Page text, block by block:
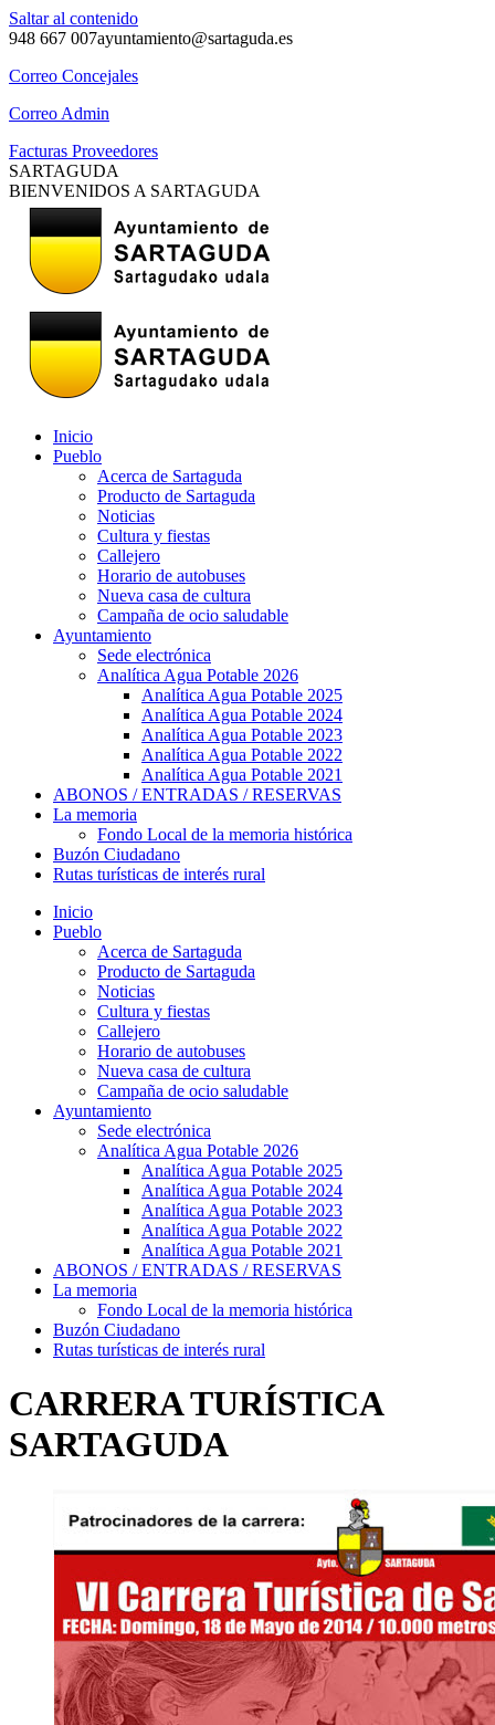
Saltar al contenido
948 667 007ayuntamiento@sartaguda.es
Correo Concejales
Correo Admin
Facturas Proveedores
SARTAGUDA
BIENVENIDOS A SARTAGUDA
Inicio
Pueblo
Acerca de Sartaguda
Producto de Sartaguda
Noticias
Cultura y fiestas
Callejero
Horario de autobuses
Nueva casa de cultura
Campaña de ocio saludable
Ayuntamiento
Sede electrónica
Analítica Agua Potable 2026
Analítica Agua Potable 2025
Analítica Agua Potable 2024
Analítica Agua Potable 2023
Analítica Agua Potable 2022
Analítica Agua Potable 2021
ABONOS / ENTRADAS / RESERVAS
La memoria
Fondo Local de la memoria histórica
Buzón Ciudadano
Rutas turísticas de interés rural
Inicio
Pueblo
Acerca de Sartaguda
Producto de Sartaguda
Noticias
Cultura y fiestas
Callejero
Horario de autobuses
Nueva casa de cultura
Campaña de ocio saludable
Ayuntamiento
Sede electrónica
Analítica Agua Potable 2026
Analítica Agua Potable 2025
Analítica Agua Potable 2024
Analítica Agua Potable 2023
Analítica Agua Potable 2022
Analítica Agua Potable 2021
ABONOS / ENTRADAS / RESERVAS
La memoria
Fondo Local de la memoria histórica
Buzón Ciudadano
Rutas turísticas de interés rural
CARRERA TURÍSTICA
SARTAGUDA